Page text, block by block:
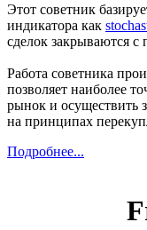
Этот советник
индикатора как
сделок закрываются
Работа советника
позволяет наиболее
рынок и осуществить
на принципах
Подробнее...